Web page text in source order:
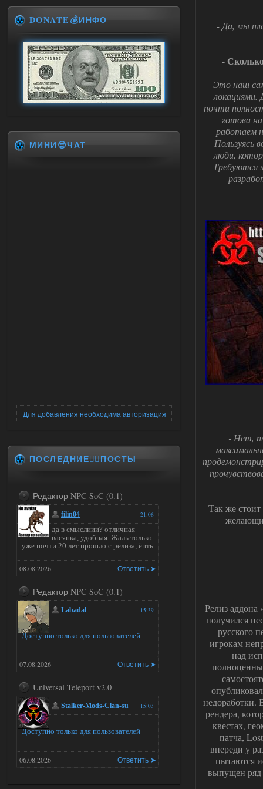
- Да, мы
-
- Это наш
локациями.
почти
готова
работаем
люди,
Требуются
- Нет,
Так же
Релиз
получился
русского
игрокам
над
недоработки.
рендера,
квестах,
патча,
впереди у
пытаются
выпущен ряд
DONATE💰ИНФО
МИНИ😎ЧАТ
Для добавления необходима авторизация
ПОСЛЕДНИЕ✍🏻ПОСТЫ
Редактор NPC SoC (0.1)
21:06
filin04
да в смыслиии? отличная
васянка, удобная. Жаль только
уже почти 20 лет прошло с релиза, ёпть
Ответить ➤
08.08.2026
Редактор NPC SoC (0.1)
15:39
Labadal
Доступно только для пользователей
Ответить ➤
07.08.2026
Universal Teleport v2.0
15:03
Stalker-Mods-Clan-su
Доступно только для пользователей
Ответить ➤
06.08.2026